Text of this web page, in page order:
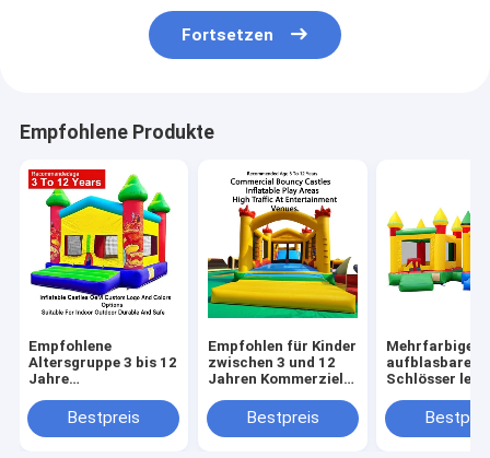
Fortsetzen
Empfohlene Produkte
Empfohlene
Altersgruppe 3 bis 12
Jahre
OEM Custom Logo
und Farboptionen
Bestpreis
Empfohlen für Kinder
zwischen 3 und 12
Jahren Kommerzielle
aufblasbare
Spielplätze für den
Bestpreis
Mehrfarbige
aufblasbare
Schlösser
einfachen
mit einer